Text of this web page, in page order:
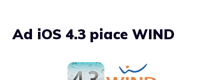
Ad iOS 4.3 piace WIND